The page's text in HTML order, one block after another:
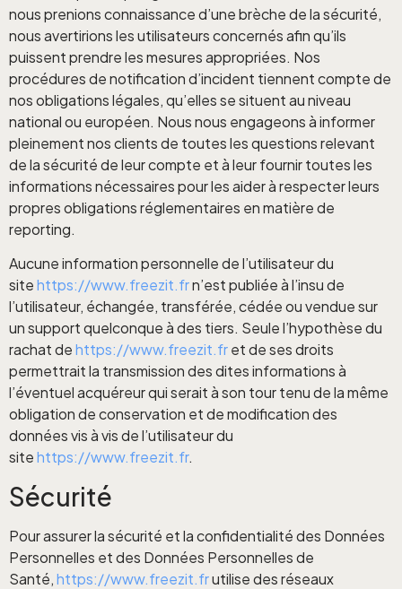
nous prenions connaissance d’une brèche de la sécurité,
nous avertirions les utilisateurs concernés afin qu’ils
puissent prendre les mesures appropriées. Nos
procédures de notification d’incident tiennent compte de
nos obligations légales, qu’elles se situent au niveau
national ou européen. Nous nous engageons à informer
pleinement nos clients de toutes les questions relevant
de la sécurité de leur compte et à leur fournir toutes les
informations nécessaires pour les aider à respecter leurs
propres obligations réglementaires en matière de
reporting.
Aucune information personnelle de l’utilisateur du
sitehttps://www.freezit.frn’est publiée à l’insu de
l’utilisateur, échangée, transférée, cédée ou vendue sur
un support quelconque à des tiers. Seule l’hypothèse du
rachat dehttps://www.freezit.fret de ses droits
permettrait la transmission des dites informations à
l’éventuel acquéreur qui serait à son tour tenu de la même
obligation de conservation et de modification des
données vis à vis de l’utilisateur du
sitehttps://www.freezit.fr.
Sécurité
Pour assurer la sécurité et la confidentialité des Données
Personnelles et des Données Personnelles de
Santé,https://www.freezit.frutilise des réseaux